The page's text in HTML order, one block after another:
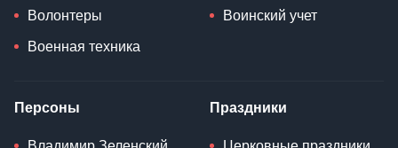
Волонтеры
Военная техника
Воинский учет
Персоны Праздники